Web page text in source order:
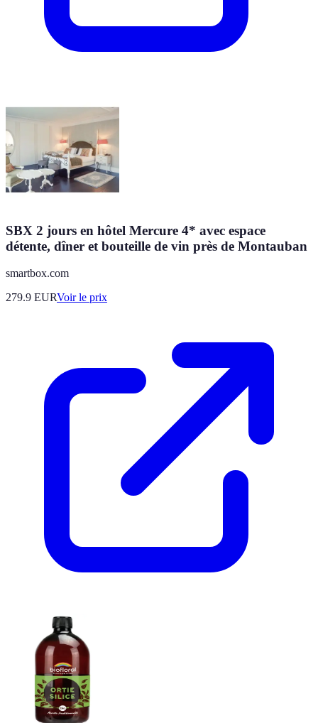
SBX 2 jours en hôtel Mercure 4* avec espace
détente, dîner et bouteille de vin près de Montauban
smartbox.com
279.9 EURVoir le prix